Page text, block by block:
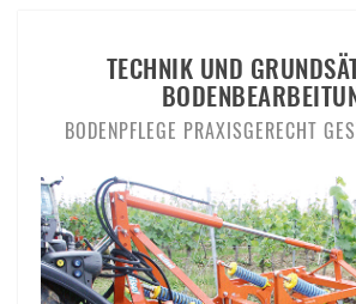
TECHNIK UND
BODENPFLEGE PRAXISGERECHT